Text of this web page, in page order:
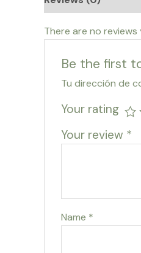
There are no reviews
Be the first
Tu dirección de
Your rating
Your review *
Name *